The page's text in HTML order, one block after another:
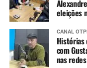
eleições
CANAL
Histórias
com
nas